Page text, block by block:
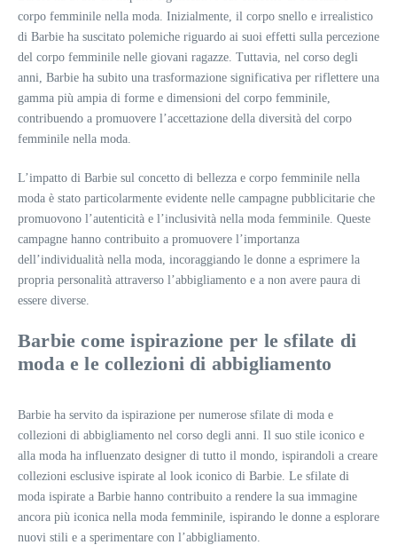
corpo femminile nella moda. Inizialmente, il corpo snello e irrealistico
di Barbie ha suscitato polemiche riguardo ai suoi effetti sulla percezione
del corpo femminile nelle giovani ragazze. Tuttavia, nel corso degli
anni, Barbie ha subito una trasformazione significativa per riflettere una
gamma più ampia di forme e dimensioni del corpo femminile,
contribuendo a promuovere l’accettazione della diversità del corpo
femminile nella moda.
L’impatto di Barbie sul concetto di bellezza e corpo femminile nella
moda è stato particolarmente evidente nelle campagne pubblicitarie che
promuovono l’autenticità e l’inclusività nella moda femminile. Queste
campagne hanno contribuito a promuovere l’importanza
dell’individualità nella moda, incoraggiando le donne a esprimere la
propria personalità attraverso l’abbigliamento e a non avere paura di
essere diverse.
Barbie come ispirazione per le sfilate di
moda e le collezioni di abbigliamento
Barbie ha servito da ispirazione per numerose sfilate di moda e
collezioni di abbigliamento nel corso degli anni. Il suo stile iconico e
alla moda ha influenzato designer di tutto il mondo, ispirandoli a creare
collezioni esclusive ispirate al look iconico di Barbie. Le sfilate di
moda ispirate a Barbie hanno contribuito a rendere la sua immagine
ancora più iconica nella moda femminile, ispirando le donne a esplorare
nuovi stili e a sperimentare con l’abbigliamento.